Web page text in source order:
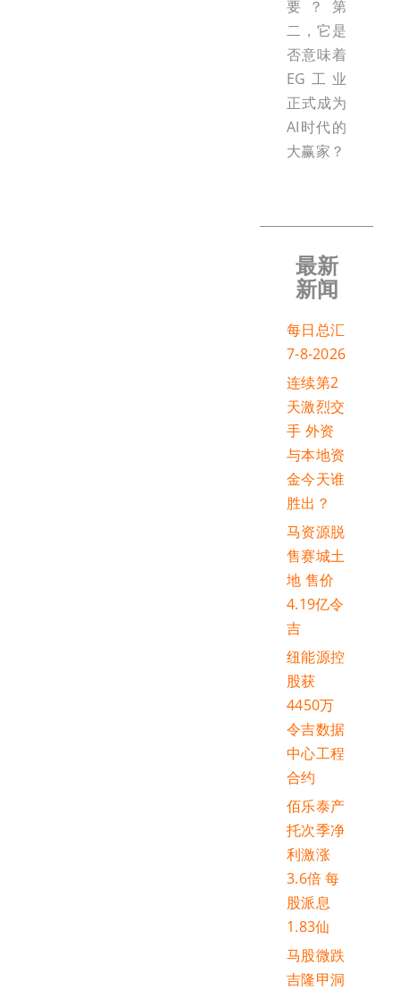
要？第
二，它是
否意味着
EG工业
正式成为
AI时代的
大赢家？
最新
新闻
每日总汇
7-8-2026
连续第2
天激烈交
手 外资
与本地资
金今天谁
胜出？
马资源脱
售赛城土
地 售价
4.19亿令
吉
纽能源控
股获
4450万
令吉数据
中心工程
合约
佰乐泰产
托次季净
利激涨
3.6倍 每
股派息
1.83仙
马股微跌
吉隆甲洞